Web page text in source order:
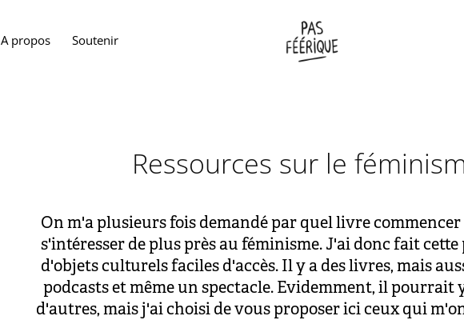
A propos Soutenir
Ressources sur le
On m'a plusieurs fois demandé par quel livre
s'intéresser de plus près au féminisme. J'ai donc fait
d'objets culturels faciles d'accès. Il y a des livres, mais
podcasts et même un spectacle. Evidemment, il pourrait
d'autres, mais j'ai choisi de vous proposer ici ceux qui